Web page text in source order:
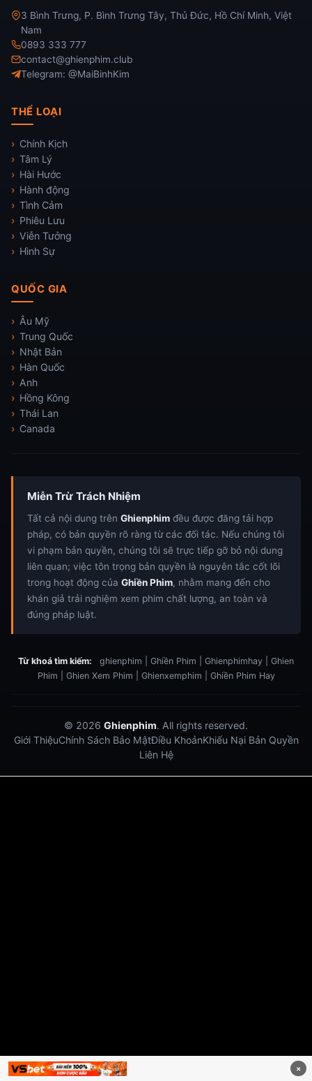
3 Bình Trưng, P. Bình Trưng Tây, Thủ Đức, Hồ Chí Minh, Việt
Nam
0893 333 777
contact@ghienphim.club
Telegram: @MaiBinhKim
THỂ LOẠI
Chính Kịch
Tâm Lý
Hài Hước
Hành động
Tình Cảm
Phiêu Lưu
Viễn Tưởng
Hình Sự
QUỐC GIA
Âu Mỹ
Trung Quốc
Nhật Bản
Hàn Quốc
Anh
Hồng Kông
Thái Lan
Canada
Miễn Trừ Trách Nhiệm
Tất cả nội dung trên Ghienphim đều được đăng tải hợp
pháp, có bản quyền rõ ràng từ các đối tác. Nếu chúng tôi
vi phạm bản quyền, chúng tôi sẽ trực tiếp gỡ bỏ nội dung
liên quan; việc tôn trọng bản quyền là nguyên tắc cốt lõi
trong hoạt động của Ghiền Phim, nhằm mang đến cho
khán giả trải nghiệm xem phim chất lượng, an toàn và
đúng pháp luật.
Từ khoá tìm kiếm:
ghienphim | Ghiền Phim | Ghienphimhay | Ghien
Phim | Ghien Xem Phim | Ghienxemphim | Ghiền Phim Hay
© 2026 Ghienphim. All rights reserved.
Giới ThiệuChính Sách Bảo MậtĐiều KhoảnKhiếu Nại Bản Quyền
Liên Hệ
×